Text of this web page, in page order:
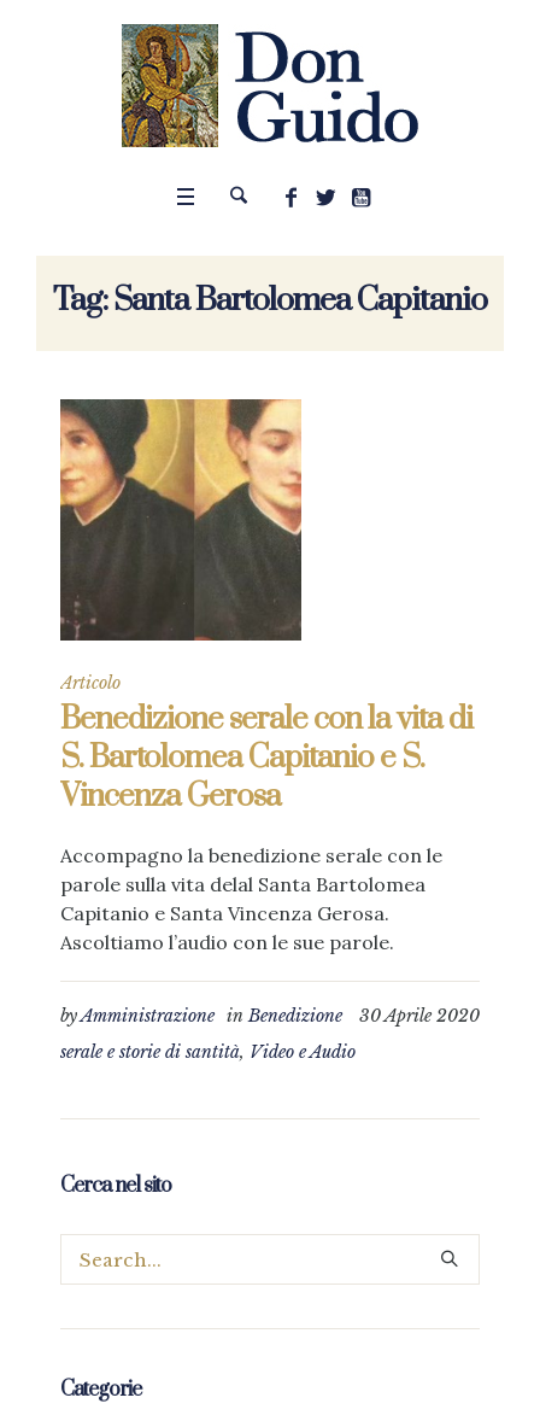
Tag:Santa Bartolomea Capitanio
Articolo
Benedizione serale con la vita di
S. Bartolomea Capitanio e S.
Vincenza Gerosa
Accompagno la benedizione serale con le
parole sulla vita delal Santa Bartolomea
Capitanio e Santa Vincenza Gerosa.
Ascoltiamo l’audio con le sue parole.
30 Aprile 2020
byAmministrazione inBenedizione
serale e storie di santità, Video e Audio
Cerca nel sito
Categorie